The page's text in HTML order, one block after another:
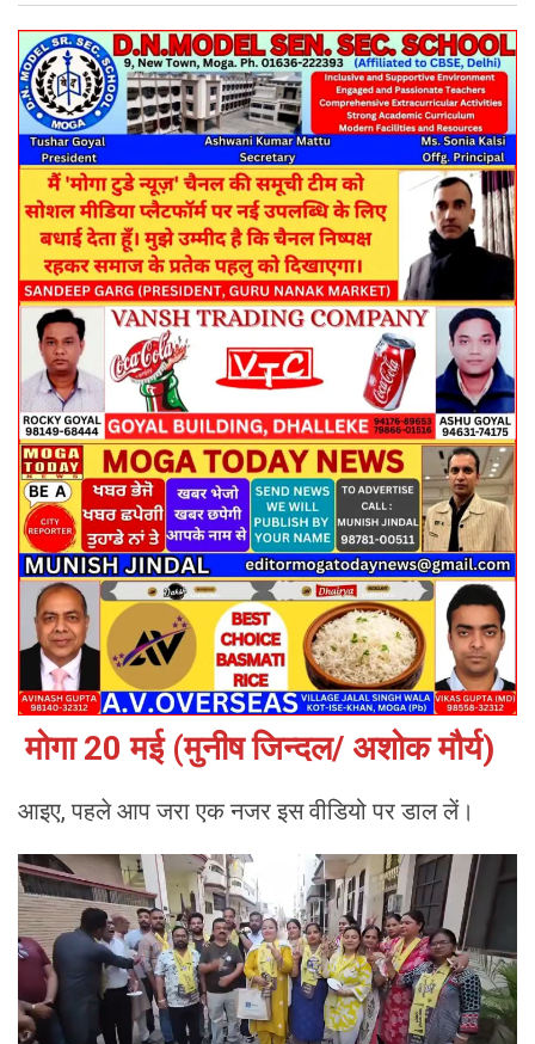
मोगा 20 मई (मुनीष जिन्दल/ अशोक मौर्य)
आइए, पहले आप जरा एक नजर इस वीडियो पर डाल लें।